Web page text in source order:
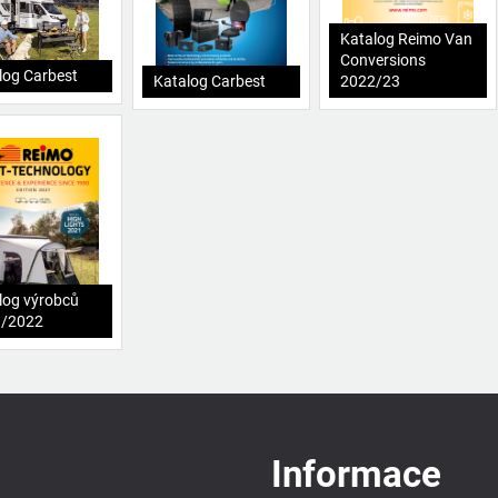
Carbest Katalog Carbest
Katalog Reimo Van
Conversions
2022/23
výrobců
2022
Informace